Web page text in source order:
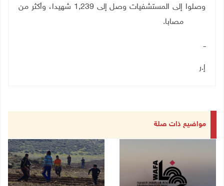
وصلوا إلى المستشفيات وصل إلى 1,239 شهيدا، وأكثر من
ــ
إ.ر
مواضيع ذات صلة